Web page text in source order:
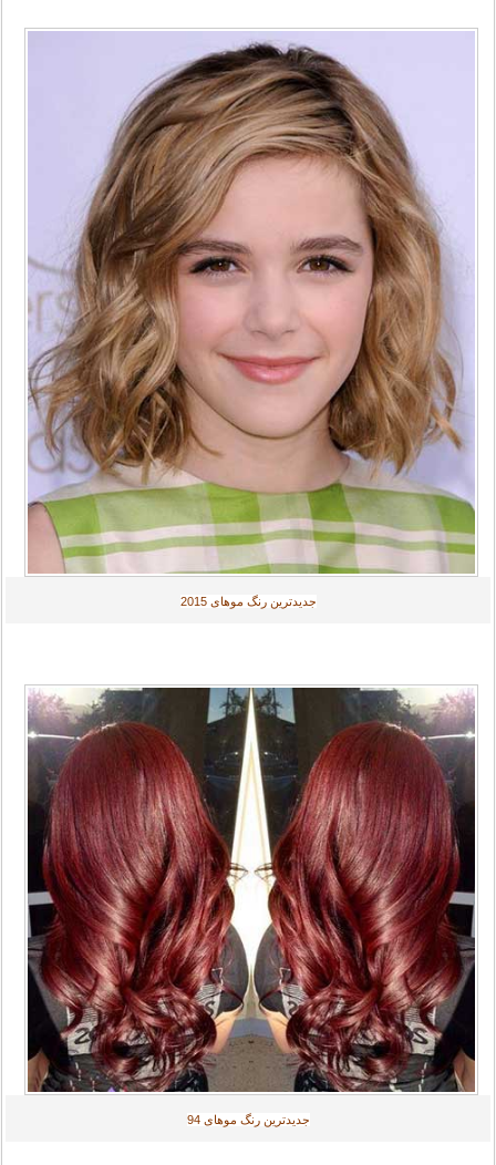
جديدترين رنگ موهای2015
جديدترين رنگ موهای94